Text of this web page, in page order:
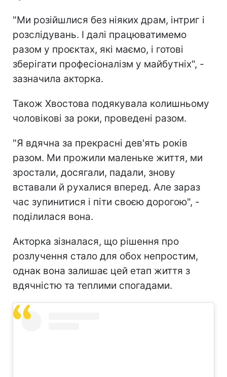
"Ми розійшлися без ніяких драм, інтриг і
розслідувань. І далі працюватимемо
разом у проєктах, які маємо, і готові
зберігати професіоналізм у майбутніх", -
зазначила акторка.
Також Хвостова подякувала колишньому
чоловікові за роки, проведені разом.
"Я вдячна за прекрасні дев'ять років
разом. Ми прожили маленьке життя, ми
зростали, досягали, падали, знову
вставали й рухалися вперед. Але зараз
час зупинитися і піти своєю дорогою", -
поділилася вона.
Акторка зізналася, що рішення про
розлучення стало для обох непростим,
однак вона залишає цей етап життя з
вдячністю та теплими спогадами.